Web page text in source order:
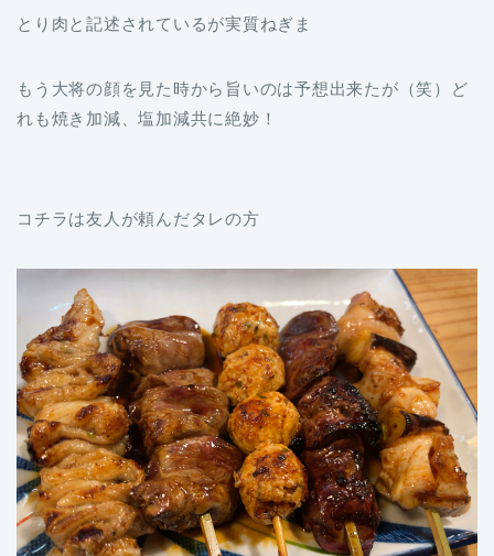
とり肉と記述されているが実質ねぎま
もう大将の顔を見た時から旨いのは予想出来たが（笑）ど
れも焼き加減、塩加減共に絶妙！
コチラは友人が頼んだタレの方